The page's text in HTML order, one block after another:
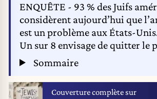
ENQUÊTE - 93 % des Juifs
considèrent aujourd’hui que
est un problème aux États-
Un sur 8 envisage de quitter le
Sommaire
Couverture complète sur